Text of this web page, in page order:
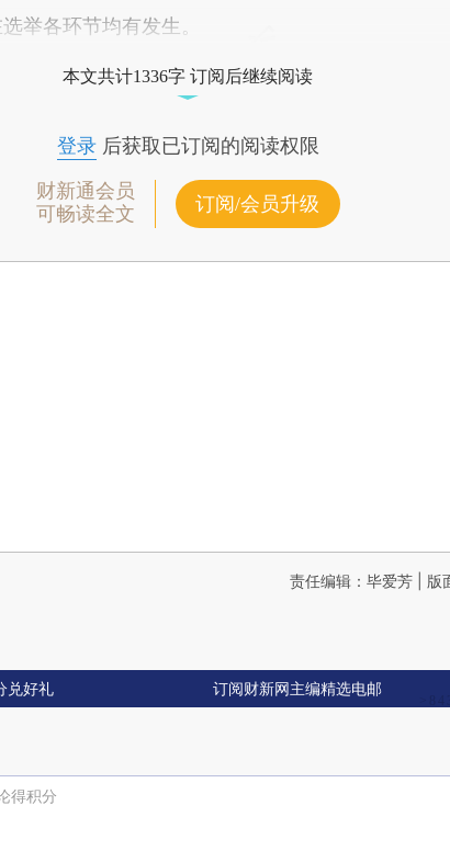
举各环节均有发生。
本文共计1336字 订阅后继续阅读
登录后获取已订阅的阅读权限
财新通会员
可畅读全文
订阅/会员升级
责任编辑：毕爱芳 | 版
兑好礼 订阅财新网主编精选电邮
得积分